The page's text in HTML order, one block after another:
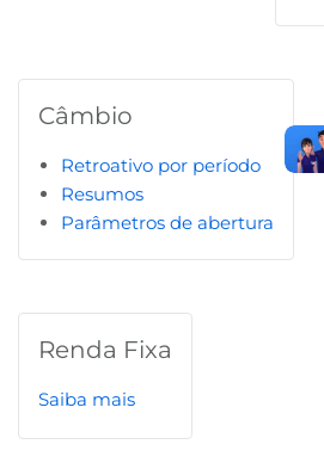
Câmbio
Retroativo por período
Resumos
Parâmetros de abertura
Renda Fixa
Saiba mais